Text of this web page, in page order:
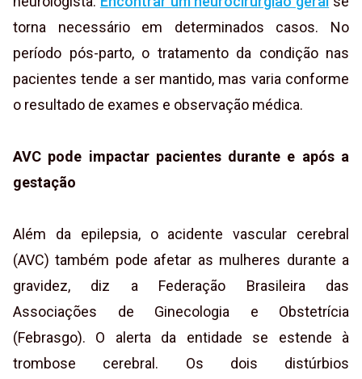
torna necessário em determinados casos. No
período pós-parto, o tratamento da condição nas
pacientes tende a ser mantido, mas varia conforme
o resultado de exames e observação médica.
AVC pode impactar pacientes durante e após a
gestação
Além da epilepsia, o acidente vascular cerebral
(AVC) também pode afetar as mulheres durante a
gravidez, diz a Federação Brasileira das
Associações de Ginecologia e Obstetrícia
(Febrasgo). O alerta da entidade se estende à
trombose cerebral. Os dois distúrbios